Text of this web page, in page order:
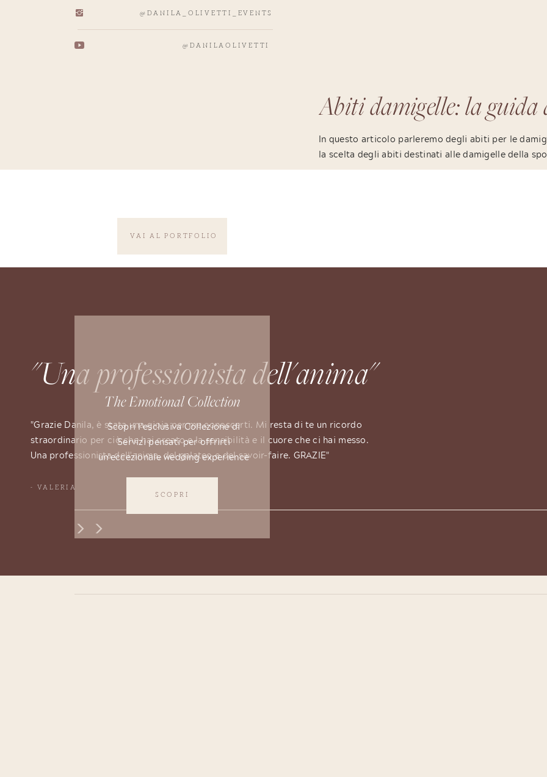
SCOPRI
Scopri l'esclusiva Collezione di
Servizi pensati per offrirti
un'eccezionale wedding experience
The Emotional Collection
VAI AL PORTFOLIO
@DANILAOLIVETTI
@DANILA_OLIVETTI_EVENTS
In questo articolo parleremo degli abiti per le
la scelta degli abiti destinati alle damigelle della
acquistarli? Chi deve sceglierli? Chi li paga?
Abiti damigelle: la guida
per le damigelle della
- VALERIA
"Grazie Danila, è stata una gioia per me conoscerti. Mi resta di te un ricordo
straordinario per ciò che hai creato e la sensibilità e il cuore che ci hai messo.
Una professionista dell'anima, del galateo e del savoir-faire. GRAZIE"
"Una professionista dell'anima"